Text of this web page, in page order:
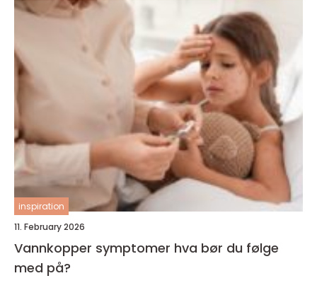
inspiration
11. February 2026
Vannkopper symptomer hva bør du følge
med på?